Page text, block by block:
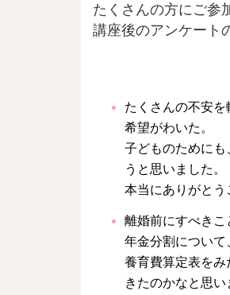
たくさんの方にご参
講座後のアンケート
たくさんの不安
希望がわいた。
子どものためにも
うと思いました。
本当にありがとう
離婚前にすべきこ
年金分割について
養育費算定表を
きたのかなと思い